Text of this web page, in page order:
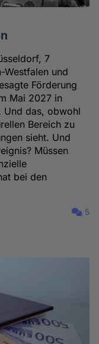
7
Westfalen und
Förderung
Mai 2027 in
Und das, obwohl
Bereich zu
sieht. Und
Müssen
bei den
5